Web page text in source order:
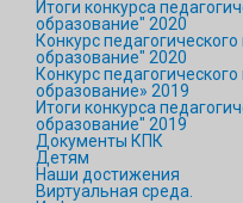
Итоги конкурса
образование" 2020
Конкурс
образование" 2020
Конкурс
образование» 2019
Итоги конкурса
образование" 2019
Документы КПК
Детям
Наши достижения
Виртуальная среда.